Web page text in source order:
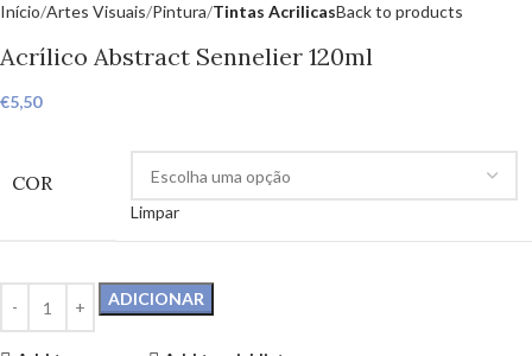
Início Artes Visuais Pintura Tintas AcrilicasBack to products
Acrílico Abstract Sennelier 120ml
€5,50
COR
Limpar
ADICIONAR